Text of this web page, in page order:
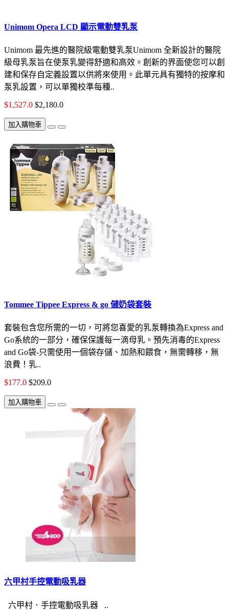
Unimom Opera LCD 顯示電動雙乳泵
Unimom 最先進的醫院級電動雙乳泵Unimom 全新設計的醫院
級母乳泵旨在使泵乳變得舒適和高效。創新的界面使您可以創
建和保存自定義設置以供將來使用。此單元具有獨特的按摩和
泵乳設置，可以單獨校準每種..
$1,527.0 $2,180.0
加入購物車
Tommee Tippee Express & go 儲奶袋套裝
套裝包含您所需的一切，可將您喜愛的乳泵轉換為Express and
Go系統的一部分，確保保護每一滴母乳。預先消毒的Express
and Go袋-只需使用一個袋存儲、加熱和餵食，無需轉移，無
浪費！乳..
$177.0 $209.0
加入購物車
六甲村手控電動吸乳器
六甲村．手控電動吸乳器 ..